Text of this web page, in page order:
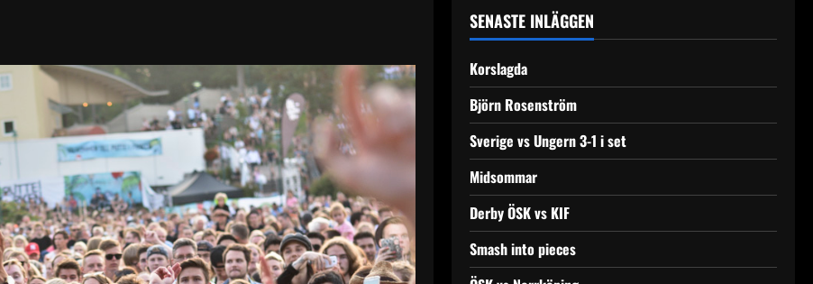
SENASTE INLÄGGEN
Korslagda
Björn Rosenström
Sverige vs Ungern 3-1 i set
Midsommar
Derby ÖSK vs KIF
Smash into pieces